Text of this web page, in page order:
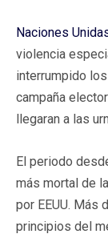
Naciones
violencia
interrumpido
campaña
llegaran a las
El periodo
más mortal de
por EEUU. Más
principios del